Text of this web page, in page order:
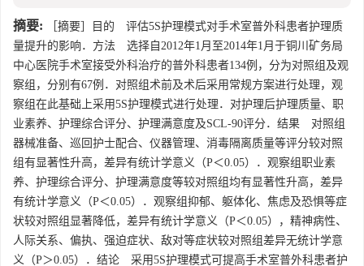
摘要: ［摘要］目的 评估5S护理模式对手术室普外科患者护理质
量提升的影响．方法 选择自2012年1月至2014年1月于铜川矿务局
中心医院手术室接受外科治疗的普外科患者134例，分为对照组及观
察组，分别有67例．对照组术前及术后采用常规方案进行处理，观
察组在此基础上采用5S护理模式进行处理．对护理后护理质量、职
业素养、护理综合评分、护理满意度及SCL-90评分．结果 对照组
器械准备、巡回护士配合、仪器管理、消毒隔离质量等评分较对照
组有显著性升高，差异有统计学意义（P＜0.05）．观察组职业素
养、护理综合评分、护理满意度等较对照组均有显著性升高，差异
有统计学意义（P＜0.05）．观察组抑郁、躯体化、焦虑及恐惧等症
状较对照组显著降低，差异有统计学意义（P＜0.05），精神病性、
人际关系、偏执、强迫症状、敌对等症状较对照组差异无统计学意
义（P＞0.05）．结论 采用5S护理模式可提高手术室普外科患者护